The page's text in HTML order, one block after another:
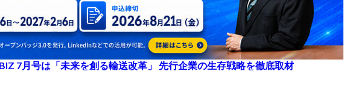
7月号は「未来を創る輸送改革」 先行企業の生存戦略を徹底取材